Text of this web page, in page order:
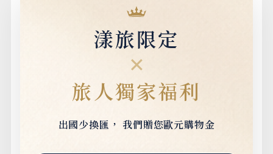
漾旅限定
✕
旅人獨家福利
出國少換匯， 我們贈您歐元購物金